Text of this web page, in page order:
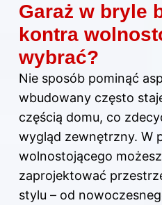
Garaż w bryle
kontra
wybrać?
Nie sposób pominąć
wbudowany często
częścią domu, co
wygląd zewnętrzny. W
wolnostojącego
zaprojektować
stylu – od